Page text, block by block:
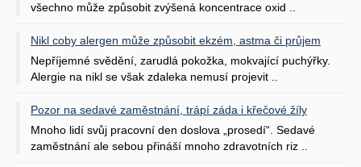
všechno může způsobit zvýšená koncentrace oxid ..
Nikl coby alergen může způsobit ekzém, astma či průjem
Nepříjemné svědění, zarudlá pokožka, mokvající puchýřky.
Alergie na nikl se však zdaleka nemusí projevit ..
Pozor na sedavé zaměstnání, trápí záda i křečové žíly
Mnoho lidí svůj pracovní den doslova „prosedí“. Sedavé
zaměstnání ale sebou přináší mnoho zdravotních riz ..